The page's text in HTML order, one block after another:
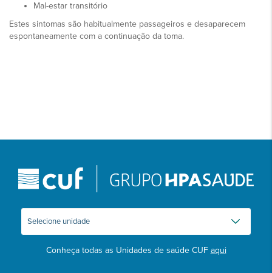
Mal-estar transitório
Estes sintomas são habitualmente passageiros e desaparecem
espontaneamente com a continuação da toma.
Conheça todas as Unidades de saúde CUF aqui